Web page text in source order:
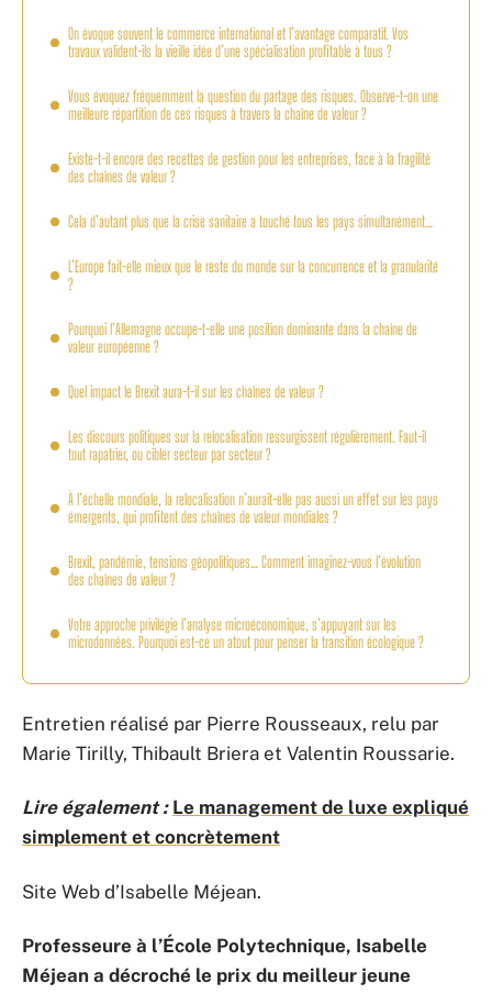
On évoque souvent le commerce international et l’avantage comparatif. Vos
travaux valident-ils la vieille idée d’une spécialisation profitable à tous ?
Vous évoquez fréquemment la question du partage des risques. Observe-t-on une
meilleure répartition de ces risques à travers la chaîne de valeur ?
Existe-t-il encore des recettes de gestion pour les entreprises, face à la fragilité
des chaînes de valeur ?
Cela d’autant plus que la crise sanitaire a touché tous les pays simultanément…
L’Europe fait-elle mieux que le reste du monde sur la concurrence et la granularité
?
Pourquoi l’Allemagne occupe-t-elle une position dominante dans la chaîne de
valeur européenne ?
Quel impact le Brexit aura-t-il sur les chaînes de valeur ?
Les discours politiques sur la relocalisation ressurgissent régulièrement. Faut-il
tout rapatrier, ou cibler secteur par secteur ?
À l’échelle mondiale, la relocalisation n’aurait-elle pas aussi un effet sur les pays
émergents, qui profitent des chaînes de valeur mondiales ?
Brexit, pandémie, tensions géopolitiques… Comment imaginez-vous l’évolution
des chaînes de valeur ?
Votre approche privilégie l’analyse microéconomique, s’appuyant sur les
microdonnées. Pourquoi est-ce un atout pour penser la transition écologique ?
Entretien réalisé par Pierre Rousseaux, relu par
Marie Tirilly, Thibault Briera et Valentin Roussarie.
Lire également : Le management de luxe expliqué
simplement et concrètement
Site Web d’Isabelle Méjean.
Professeure à l’École Polytechnique, Isabelle
Méjean a décroché le prix du meilleur jeune